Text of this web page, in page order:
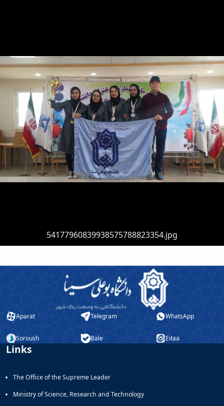
54177960839938575788823354.jpg
Aparat Telegram WhatsApp
Soroush Bale Eitaa
Links
The Office of the Supreme Leader
Ministry of Science, Research and Technology